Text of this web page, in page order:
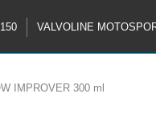
VALVOLINE
IMPROVER 300 ml